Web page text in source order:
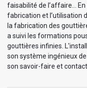
faisabilité de l’affaire…
fabrication et l’utilisation
la fabrication des
a suivi les formations
gouttières infinies.
son système ingénieux
son savoir-faire et